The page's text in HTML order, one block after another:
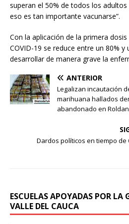
superan el 50% de todos los adultos
eso es tan importante vacunarse”.
Con la aplicación de la primera
COVID-19 se reduce entre un 80% y
desarrollar de manera grave la
ANTERIOR
Legalizan incautación
marihuana hallados
abandonado en
Dardos políticos en tiempo de
ESCUELAS APOYADAS POR LA
VALLE DEL CAUCA